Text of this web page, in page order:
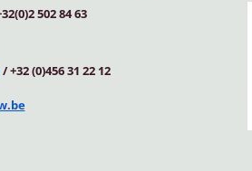
502 84 63
/ +32 (0)456 31 22 12